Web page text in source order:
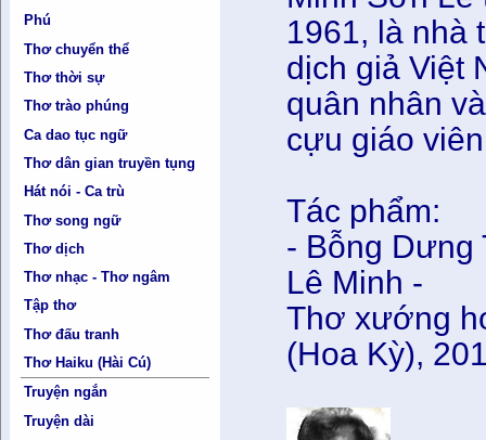
Phú
Thơ chuyển thể
Thơ thời sự
Thơ trào phúng
Ca dao tục ngữ
Thơ dân gian truyền tụng
Hát nói - Ca trù
Thơ song ngữ
Thơ dịch
Thơ nhạc - Thơ ngâm
Tập thơ
Thơ đấu tranh
Thơ Haiku (Hài Cú)
Truyện ngắn
Truyện dài
1961, là nhà
dịch giả Việt
quân nhân và
cựu giáo
Tác phẩm:
- Bỗng Dưng
Lê Minh -
Thơ xướng
(Hoa Kỳ),